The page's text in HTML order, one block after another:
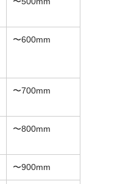
〜600mm
〜700mm
〜800mm
〜900mm